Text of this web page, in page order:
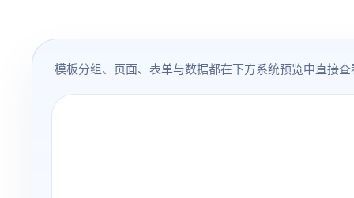
模板分组、页面、表单与数据都在下方系统预览中直接查